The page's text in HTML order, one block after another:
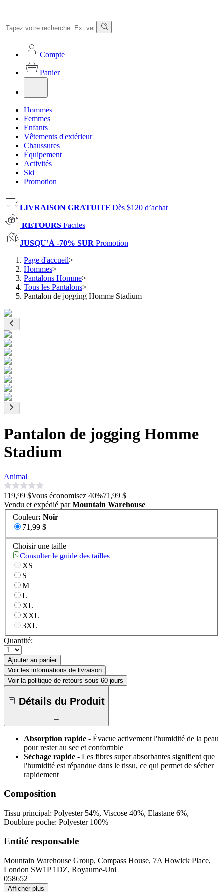
Compte
Panier
Hommes
Femmes
Enfants
Vêtements d'extérieur
Chaussures
Équipement
Activités
Ski
Promotion
LIVRAISON GRATUITE Dès $120 d’achat
RETOURS Faciles
JUSQU’À -70% SUR Promotion
Page d'accueil>
Hommes>
Pantalons Homme>
Tous les Pantalons>
Pantalon de jogging Homme Stadium
Pantalon de jogging Homme
Stadium
Animal
119,99 $Vous économisez 40%71,99 $
Vendu et expédié parMountain Warehouse
Couleur: Noir
71,99 $
Choisir une taille
Consulter le guide des tailles
XS
S
M
L
XL
XXL
3XL
Quantité:
Ajouter au panier
Voir les informations de livraison
Voir la politique de retours sous 60 jours
Détails du Produit
Absorption rapide - Évacue activement l'humidité de la peau
pour rester au sec et confortable
Séchage rapide - Les fibres super absorbantes signifient que
l'humidité est répandue dans le tissu, ce qui permet de sécher
rapidement
Composition
Tissu principal: Polyester 54%, Viscose 40%, Elastane 6%,
Doublure poche: Polyester 100%
Entité responsable
Mountain Warehouse Group, Compass House, 7A Howick Place,
London SW1P 1DZ, Royaume-Uni
058652
Afficher plus